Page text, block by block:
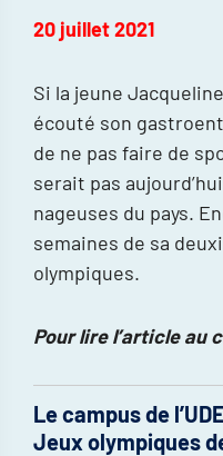
20 juillet 2021
Si la jeune
écouté son
de ne pas faire de
serait pas
nageuses du pays.
semaines de sa
olympiques.
Pour lire l’article au
Le campus de
Jeux olympiques